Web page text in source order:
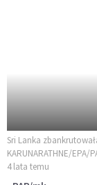
Sri Lanka
KARUNARATHNE/EPA/
4 lata temu